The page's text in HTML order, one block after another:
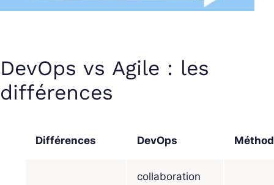
DevOps vs Agile : les
différences
Différences DevOps
collaboration